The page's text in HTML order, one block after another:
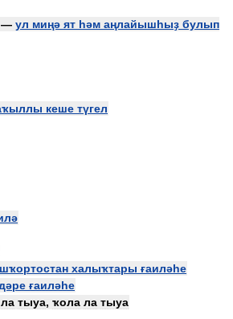
— ул миңә ят һәм аңлайышһыҙ булып
кеше түгел
халыҡтары ғаиләһе
ғаиләһе
ла тыуа, ҡола ла тыуа